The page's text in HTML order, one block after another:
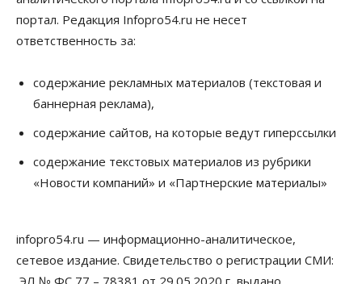
портал. Редакция Infopro54.ru не несет
ответственность за:
содержание рекламных материалов (текстовая и
баннерная реклама),
содержание сайтов, на которые ведут гиперссылки
содержание текстовых материалов из рубрики
«Новости компаний» и «Партнерские материалы»
infopro54.ru — информационно-аналитическое,
сетевое издание. Свидетельство о регистрации СМИ:
ЭЛ № ФС 77 – 78381 от 29.05.2020 г, выдано